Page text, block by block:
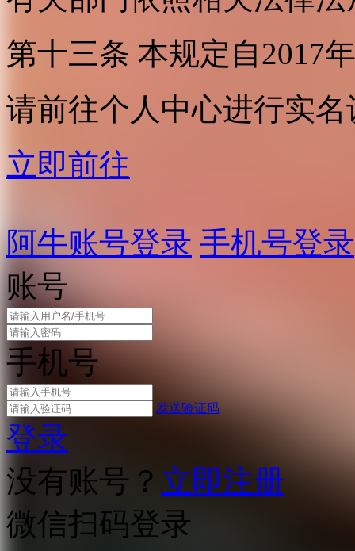
第十三条 本规定自2017
请前往个人中心进行实名
立即前往
阿牛账号登录 手机号登录
账号
手机号
发送验证码
登录
没有账号？ 立即注册
微信扫码登录